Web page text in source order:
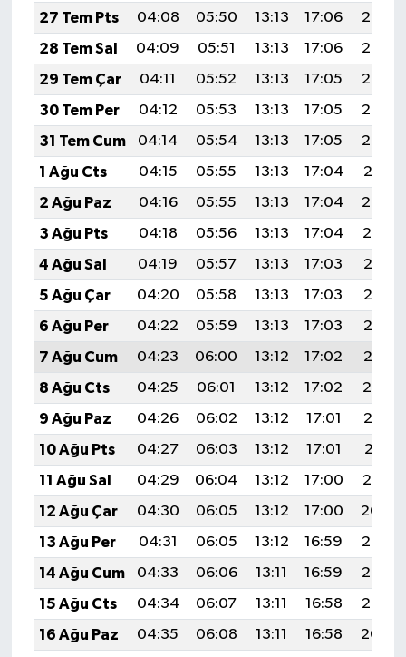
27 Tem Pts
04:08 05:50 13:13 17:06
20:26
28 Tem Sal
04:09 05:51 13:13 17:06
20:25
29 Tem Çar
04:11 05:52 13:13 17:05
20:24
30 Tem Per
04:12 05:53 13:13 17:05
20:23
31 Tem Cum
04:14 05:54 13:13 17:05
20:22
1 Ağu Cts
04:15 05:55 13:13 17:04
20:21
2 Ağu Paz
04:16 05:55 13:13 17:04
20:20
3 Ağu Pts
04:18 05:56 13:13 17:04
20:19
4 Ağu Sal
04:19 05:57 13:13 17:03
20:18
5 Ağu Çar
04:20 05:58 13:13 17:03
20:17
6 Ağu Per
04:22 05:59 13:13 17:03
20:16
7 Ağu Cum
04:23 06:00 13:12 17:02
20:15
8 Ağu Cts
04:25 06:01 13:12 17:02
20:14
9 Ağu Paz
04:26 06:02 13:12 17:01
20:12
10 Ağu Pts
04:27 06:03 13:12 17:01
20:11
11 Ağu Sal
04:29 06:04 13:12 17:00
20:10
12 Ağu Çar
04:30 06:05 13:12 17:00
20:09
13 Ağu Per
04:31 06:05 13:12 16:59
20:08
14 Ağu Cum
04:33 06:06 13:11 16:59
20:06
15 Ağu Cts
04:34 06:07 13:11 16:58
20:05
16 Ağu Paz
04:35 06:08 13:11 16:58 20:04